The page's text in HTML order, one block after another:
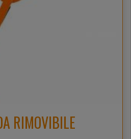
RIMOVIBILE